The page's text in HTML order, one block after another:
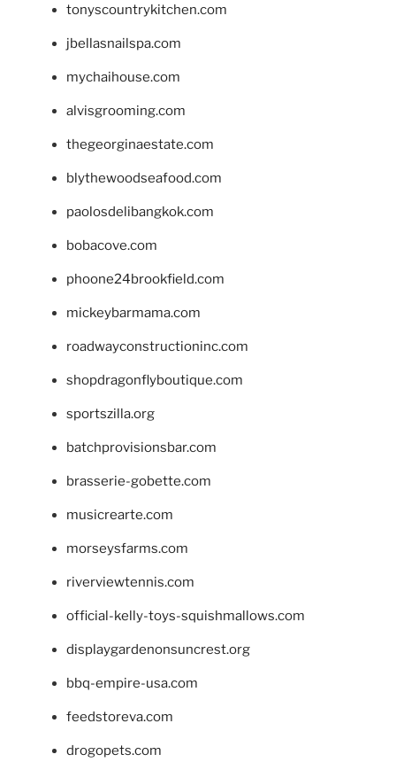
tonyscountrykitchen.com
jbellasnailspa.com
mychaihouse.com
alvisgrooming.com
thegeorginaestate.com
blythewoodseafood.com
paolosdelibangkok.com
bobacove.com
phoone24brookfield.com
mickeybarmama.com
roadwayconstructioninc.com
shopdragonflyboutique.com
sportszilla.org
batchprovisionsbar.com
brasserie-gobette.com
musicrearte.com
morseysfarms.com
riverviewtennis.com
official-kelly-toys-squishmallows.com
displaygardenonsuncrest.org
bbq-empire-usa.com
feedstoreva.com
drogopets.com